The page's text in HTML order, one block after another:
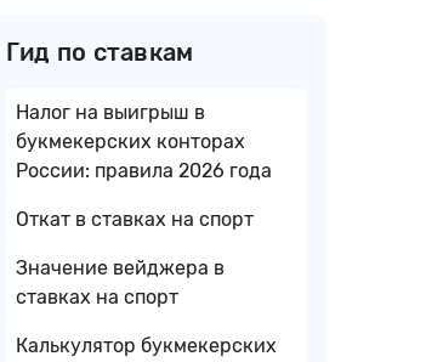
Гид по ставкам
Налог на выигрыш в
букмекерских конторах
России: правила 2026 года
Откат в ставках на спорт
Значение вейджера в
ставках на спорт
Калькулятор букмекерских